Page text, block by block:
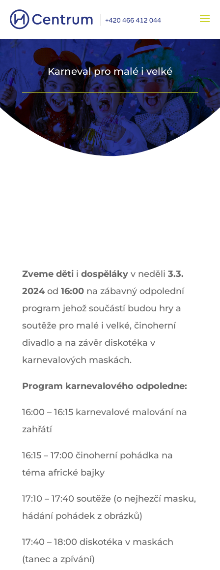
Karneval pro malé i velké
Zveme dětii dospělákyv neděli 3.3.
2024od 16:00na zábavný odpolední
program jehož součástí budou hry a
soutěže pro malé i velké, činoherní
divadlo a na závěr diskotéka v
karnevalových maskách.
Program karnevalového odpoledne:
16:00 – 16:15 karnevalové malování na
zahřátí
16:15 – 17:00 činoherní pohádka na
téma africké bajky
17:10 – 17:40 soutěže (o nejhezčí masku,
hádání pohádek z obrázků)
17:40 – 18:00 diskotéka v maskách
(tanec a zpívání)